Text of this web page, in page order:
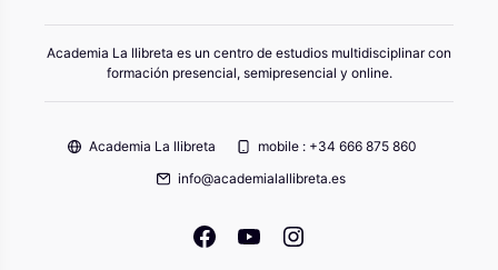
Academia La llibreta es un centro de estudios multidisciplinar con
formación presencial, semipresencial y online.
Academia La llibreta
mobile : +34 666 875 860
info@academialallibreta.es